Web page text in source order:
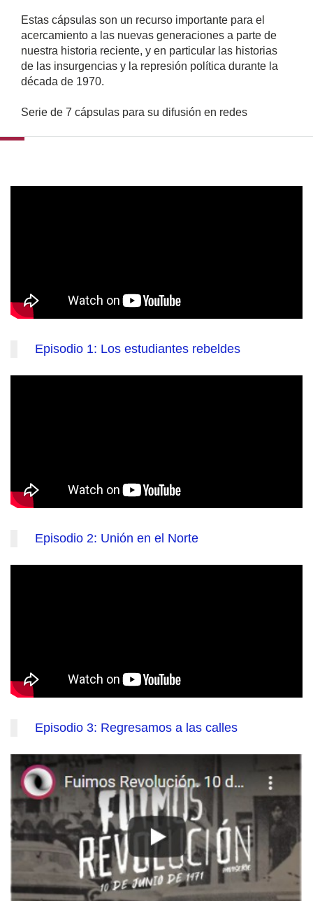
Estas cápsulas son un recurso importante para el
acercamiento a las nuevas generaciones a parte de
nuestra historia reciente, y en particular las historias
de las insurgencias y la represión política durante la
década de 1970.
Serie de 7 cápsulas para su difusión en redes
Episodio 1: Los estudiantes rebeldes
Episodio 2: Unión en el Norte
Episodio 3: Regresamos a las calles